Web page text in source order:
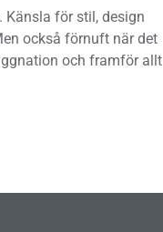
Känsla för stil, design
också förnuft när det
och framför allt